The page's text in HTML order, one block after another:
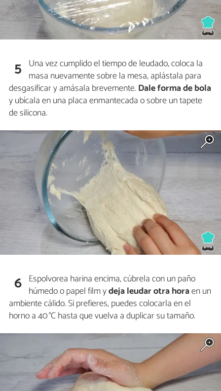
5 Una vez cumplido el tiempo de leudado, coloca la
masa nuevamente sobre la mesa, aplástala para
desgasificar y amásala brevemente. Dale forma de bola
y ubícala en una placa enmantecada o sobre un tapete
de silicona.
6 Espolvorea harina encima, cúbrela con un paño
húmedo o papel film ydeja leudar otra horaen un
ambiente cálido. Si prefieres, puedes colocarla en el
horno a 40 °C hasta que vuelva a duplicar su tamaño.